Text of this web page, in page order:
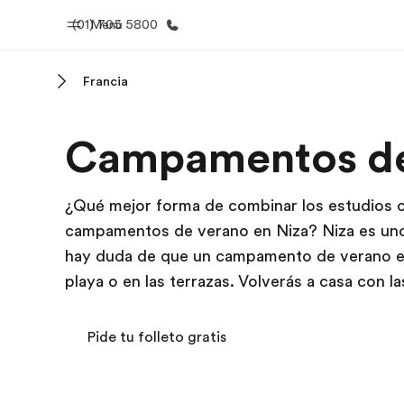
Menú
(01) 705 5800
Bienvenido a EF Ver todo lo
Francia
Campamentos
¿Qué mejor forma de combinar los estudios
campamentos de verano en Niza? Niza es
hay duda de que un campamento de verano
playa o en las terrazas. Volverás a casa con
Pide tu folleto gratis